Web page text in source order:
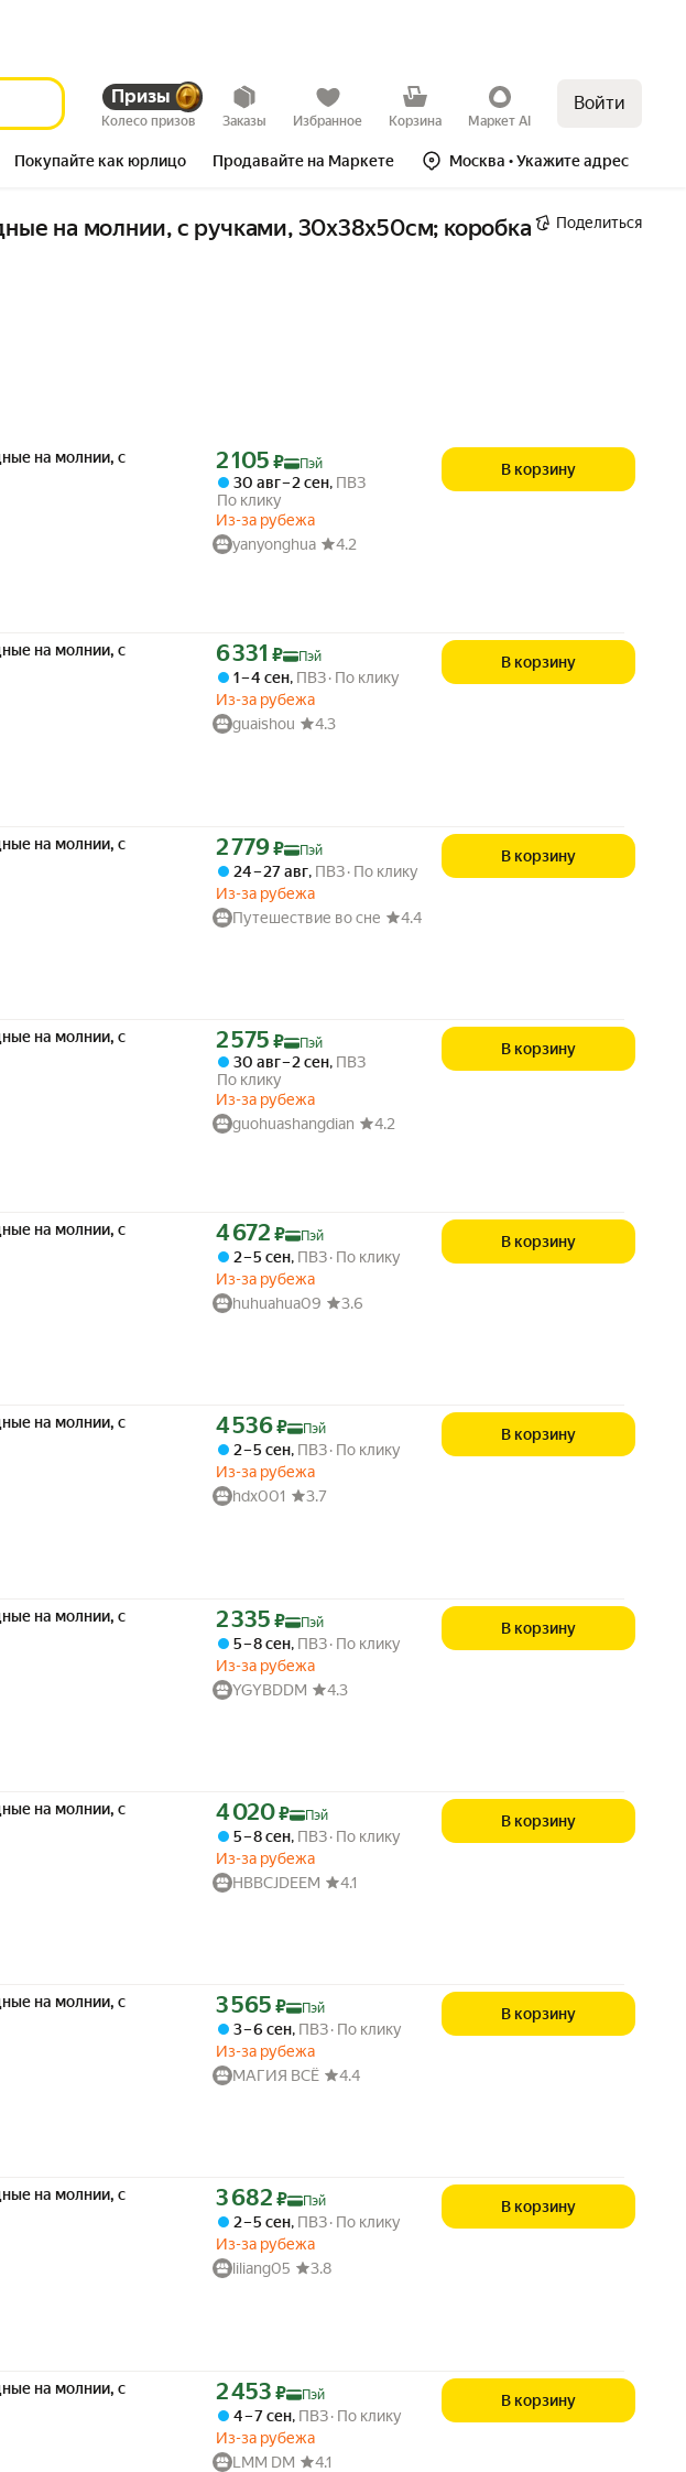
Призы
Колесо призов Заказы Избранное Корзина Маркет AI
Войти
Покупайте как юрлицо Продавайте на Маркете Москва • Укажите адрес
на молнии, с ручками, 30x38x50см; коробка
Поделиться
на молнии, с
Цена с картой Яндекс Пэй 2105 ₽ вместо
2 105 ₽ Пэй
30 авг – 2 сен, ПВЗ
По клику
Из-за рубежа
yanyonghua
4.2
В корзину
на молнии, с
Цена с картой Яндекс Пэй 6331 ₽ вместо
6 331 ₽ Пэй
1 – 4 сен, ПВЗ По клику
Из-за рубежа
guaishou
4.3
В корзину
на молнии, с
Цена с картой Яндекс Пэй 2779 ₽ вместо
2 779₽ Пэй
24 – 27 авг, ПВЗ По клику
Из-за рубежа
Путешествие во сне
4.4
В корзину
на молнии, с
Цена с картой Яндекс Пэй 2575 ₽ вместо
2 575 ₽ Пэй
30 авг – 2 сен, ПВЗ
По клику
Из-за рубежа
guohuashangdian
4.2
В корзину
на молнии, с
Цена с картой Яндекс Пэй 4672 ₽ вместо
4 672 ₽ Пэй
2 – 5 сен, ПВЗ По клику
Из-за рубежа
huhuahua09
3.6
В корзину
на молнии, с
Цена с картой Яндекс Пэй 4536 ₽ вместо
4 536₽ Пэй
2 – 5 сен, ПВЗ По клику
Из-за рубежа
hdx001
3.7
В корзину
на молнии, с
Цена с картой Яндекс Пэй 2335 ₽ вместо
2 335 ₽ Пэй
5 – 8 сен, ПВЗ По клику
Из-за рубежа
YGYBDDM
4.3
В корзину
на молнии, с
Цена с картой Яндекс Пэй 4020 ₽ вместо
4 020₽ Пэй
5 – 8 сен, ПВЗ По клику
Из-за рубежа
HBBCJDEEM
4.1
В корзину
на молнии, с
Цена с картой Яндекс Пэй 3565 ₽ вместо
3 565 ₽ Пэй
3 – 6 сен, ПВЗ По клику
Из-за рубежа
МАГИЯ ВСЁ
4.4
В корзину
на молнии, с
Цена с картой Яндекс Пэй 3682 ₽ вместо
3 682 ₽ Пэй
2 – 5 сен, ПВЗ По клику
Из-за рубежа
liliang05
3.8
В корзину
на молнии, с
Цена с картой Яндекс Пэй 2453 ₽ вместо
2 453 ₽ Пэй
4 – 7 сен, ПВЗ По клику
Из-за рубежа
LMM DM
4.1
В корзину